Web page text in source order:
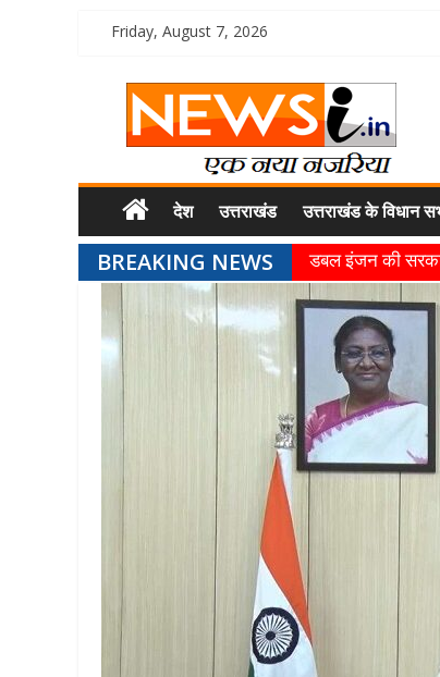
Friday, August 7, 2026
देश उत्तराखंड उत्तराखंड के विधान
BREAKING NEWS
डबल इंजन की
मुख्यमंत्री पुष्कर
धर्मनगरी
मुख्यमंत्री ने
मुख्यमंत्री पुष्कर